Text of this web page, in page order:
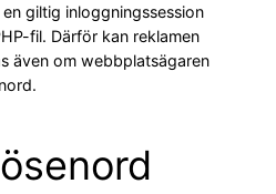
giltig inloggningssession
fil. Därför kan reklamen
även om webbplatsägaren